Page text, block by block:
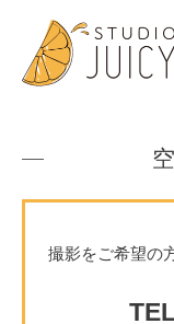
撮影をご希望の